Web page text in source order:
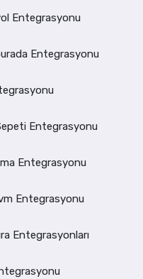
Entegrasyonu
Entegrasyonu
Entegrasyonu
Entegrasyonu
Entegrasyonu
Entegrasyonları